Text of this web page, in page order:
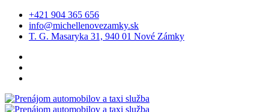
+421 904 365 656
info@michellenovezamky.sk
T. G. Masaryka 31, 940 01 Nové Zámky